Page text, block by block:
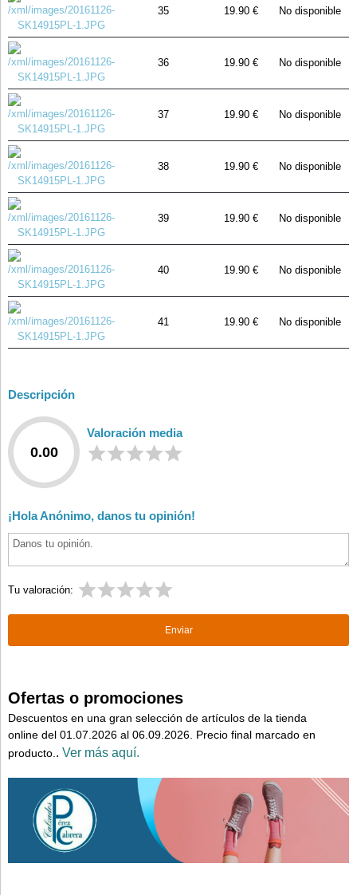
35 19.90 € No disponible
36 19.90 € No disponible
37 19.90 € No disponible
38 19.90 € No disponible
39 19.90 € No disponible
40 19.90 € No disponible
41 19.90 € No disponible
Descripción
0.00
Valoración media
¡Hola Anónimo, danos tu opinión!
Tu valoración:
Ofertas o promociones
Descuentos en una gran selección de artículos de la tienda
online del 01.07.2026 al 06.09.2026. Precio final marcado en
producto. . Ver más aquí.